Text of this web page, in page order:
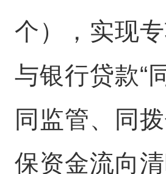
个），实现
与银行贷款“
同监管、同
保资金流向清